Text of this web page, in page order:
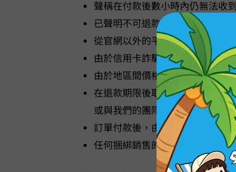
聲稱在付款後數小時內仍無法收
已聲明不可退款的產品或訂閱套餐
從 VideoHunter 官網以外的平臺購買的軟體。
由於信用卡詐騙或其他未經授權
由於地區間價格差異而提出的退款
在退款期限後取消付費訂閱套餐
或與我們的團隊聯繫以獲得幫助
訂單付款後，由於改變意願而提
任何捆綁銷售的產品一律不可退款